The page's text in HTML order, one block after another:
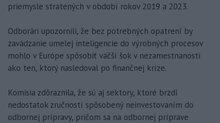
priemysle stratených v období rokov 2019 a 2023.
Odborári upozornili, že bez potrebných opatrení by
zavádzanie umelej inteligencie do výrobných procesov
mohlo v Európe spôsobiť väčší šok v nezamestnanosti
ako ten, ktorý nasledoval po finančnej kríze.
Komisia zdôraznila, že sú aj sektory, ktoré brzdí
nedostatok zručností spôsobený neinvestovaním do
odbornej prípravy, pričom sa na odbornej príprave